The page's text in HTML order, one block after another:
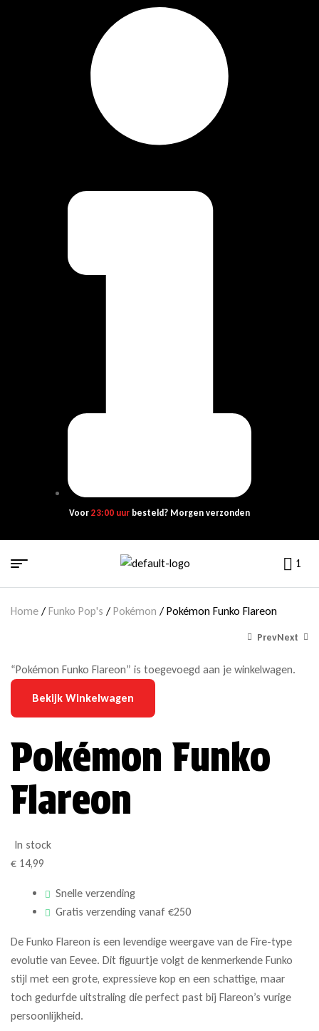
Voor 23:00 uur besteld? Morgen verzonden
1
Home / Funko Pop's / Pokémon / Pokémon Funko Flareon
PrevNext
“Pokémon Funko Flareon” is toegevoegd aan je winkelwagen.
Bekijk Winkelwagen
Pokémon Funko
Flareon
In stock
€ 14,99
Snelle verzending
Gratis verzending vanaf €250
De Funko Flareon is een levendige weergave van de Fire-type
evolutie van Eevee. Dit figuurtje volgt de kenmerkende Funko
stijl met een grote, expressieve kop en een schattige, maar
toch gedurfde uitstraling die perfect past bij Flareon’s vurige
persoonlijkheid.